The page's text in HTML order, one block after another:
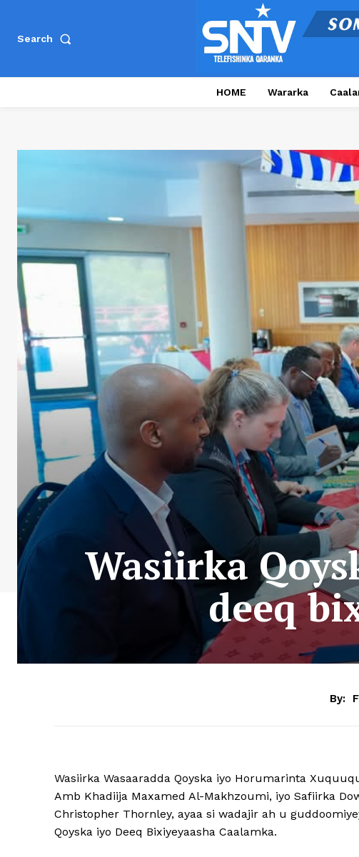
Search
HOME Wararka
Wasiirka
deeq
By:
Wasiirka Wasaaradda Qoyska iyo Horumarinta
Amb Khadiija Maxamed Al-Makhzoumi, iyo Safiirka
Christopher Thornley, ayaa si wadajir ah u
Qoyska iyo Deeq Bixiyeyaasha Caalamka.